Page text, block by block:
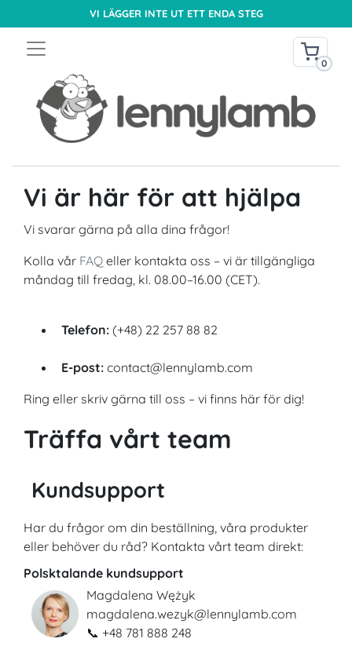
VI LÄGGER INTE UT ETT ENDA STEG
0
Vi är här för att hjälpa
Vi svarar gärna på alla dina frågor!
Kolla vår FAQ eller kontakta oss – vi är tillgängliga
måndag till fredag, kl. 08.00–16.00 (CET).
Telefon: (+48) 22 257 88 82
E-post: contact@lennylamb.com
Ring eller skriv gärna till oss – vi finns här för dig!
Träffa vårt team
Kundsupport
Har du frågor om din beställning, våra produkter
eller behöver du råd? Kontakta vårt team direkt:
Polsktalande kundsupport
Magdalena Wężyk
magdalena.wezyk@lennylamb.com
📞 +48 781 888 248